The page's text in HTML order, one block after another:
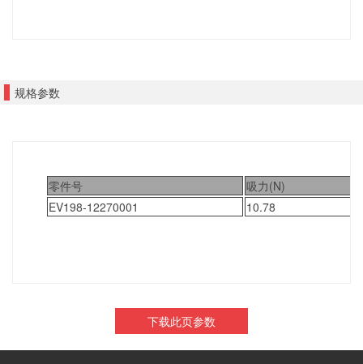
规格参数
零件号 吸力(N)
EV198-12270001
10.78
下载此页参数